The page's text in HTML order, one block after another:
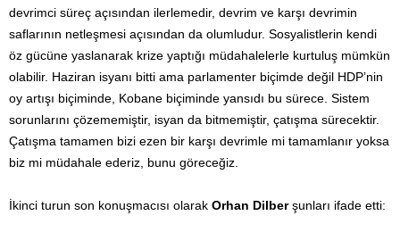
devrimci süreç açısından ilerlemedir, devrim ve karşı devrimin
saflarının netleşmesi açısından da olumludur. Sosyalistlerin kendi
öz gücüne yaslanarak krize yaptığı müdahalelerle kurtuluş mümkün
olabilir. Haziran isyanı bitti ama parlamenter biçimde değil HDP’nin
oy artışı biçiminde, Kobane biçiminde yansıdı bu sürece. Sistem
sorunlarını çözememiştir, isyan da bitmemiştir, çatışma sürecektir.
Çatışma tamamen bizi ezen bir karşı devrimle mi tamamlanır yoksa
biz mi müdahale ederiz, bunu göreceğiz.
İkinci turun son konuşmacısı olarak Orhan Dilberşunları ifade etti: